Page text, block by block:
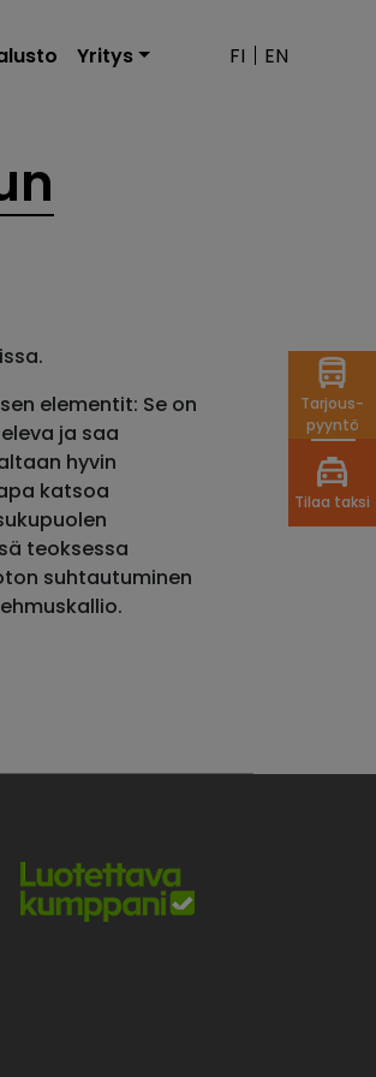
Yritys FI EN
Tarjous-
pyyntö
Tilaa taksi
elementit: Se on
ja saa
hyvin
katsoa
teoksessa
suhtautuminen